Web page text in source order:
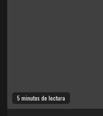
5 minutos de lectura